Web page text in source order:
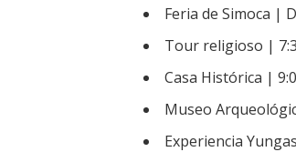
Feria de Simoca |
Tour religioso |
Casa Histórica |
Museo
Experiencia